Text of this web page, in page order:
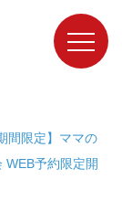
間限定】ママの
WEB予約限定開